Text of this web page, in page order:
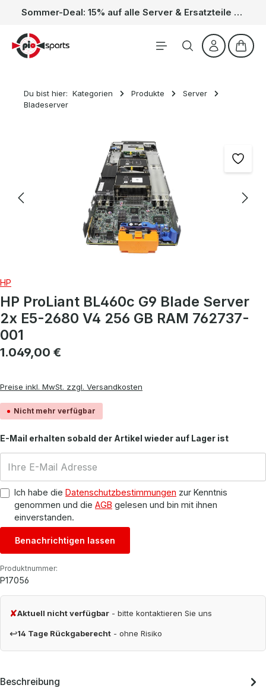
Zum Hauptinhalt springen Sommer-Deal: 15% auf alle Server & Ersatzteile – Kein Code nötig, der Rabatt wird automatisch im Warenkorb abgezogen. Gültig vom 01.06. bis 31.08.
Du bist hier: Kategorien Produkte
Server
Bladeserver
HP
HP ProLiant BL460c G9 Blade Server
2x E5-2680 V4 256 GB RAM 762737-
001
Regulärer Preis:
1.049,00 €
Preise inkl. MwSt. zzgl. Versandkosten
Nicht mehr verfügbar
E-Mail erhalten sobald der Artikel wieder auf Lager ist
Ich habe die Datenschutzbestimmungen zur Kenntnis
genommen und die AGB gelesen und bin mit ihnen
einverstanden.
Benachrichtigen lassen
Produktnummer:
P17056
✘Aktuell nicht verfügbar - bitte kontaktieren Sie uns
↩14 Tage Rückgaberecht - ohne Risiko
Beschreibung